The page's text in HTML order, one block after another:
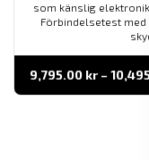
som känslig
Förbindelsetest
9,795.00 kr –